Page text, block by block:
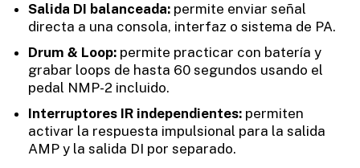
Salida DI balanceada: permite enviar señal
directa a una consola, interfaz o sistema de PA.
Drum & Loop: permite practicar con batería y
grabar loops de hasta 60 segundos usando el
pedal NMP-2 incluido.
Interruptores IR independientes: permiten
activar la respuesta impulsional para la salida
AMP y la salida DI por separado.